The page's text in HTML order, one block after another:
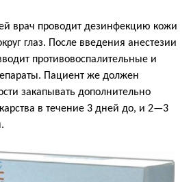
врач проводит дезинфекцию кожи
глаз. После введения анестезии
противовоспалительные и
Пациент же должен
закапывать дополнительно
в течение 3 дней до, и 2—3